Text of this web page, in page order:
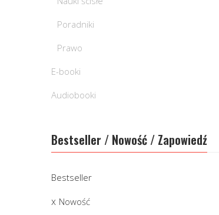
Poradniki
Prawo
E-booki
Audiobooki
Bestseller / Nowość / Zapowiedź
Bestseller
Nowość